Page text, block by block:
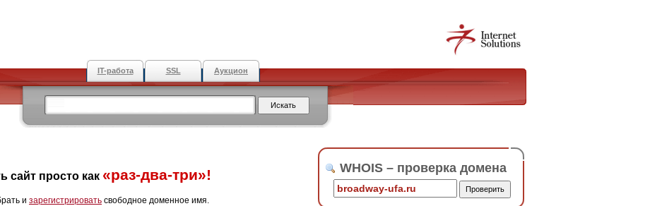
IT-работа SSL Аукцион
сайт просто как «раз-два-три»!
и зарегистрировать свободное доменное имя.
WHOIS – проверка домена